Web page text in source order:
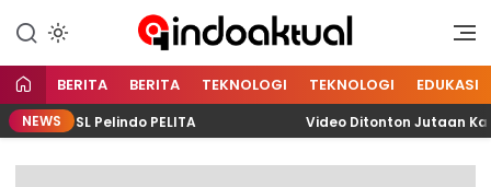
Indoaktual
Indonesia Aktual
BERITA BERITA TEKNOLOGI TEKNOLOGI EDUKASI
NEWS
TJSL Pelindo PELITA Video Ditonton Jutaan Kali,